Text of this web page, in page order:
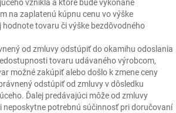
vznikla a ktoré bude vykonané
na zaplatenú kúpnu cenu vo výške
hodnote tovaru či výške bezdôvodného
od zmluvy odstúpiť do okamihu odoslania
tovaru udávaného výrobcom,
možné zakúpiť alebo došlo k zmene ceny
odstúpiť od zmluvy v dôsledku
Ďalej predávajúci môže od zmluvy
potrebnú súčinnosť pri doručovaní